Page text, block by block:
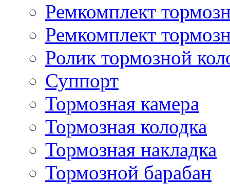
Ремкомплект
Ремкомплект
Ролик тормозной
Суппорт
Тормозная камера
Тормозная колодка
Тормозная накладка
Тормозной барабан